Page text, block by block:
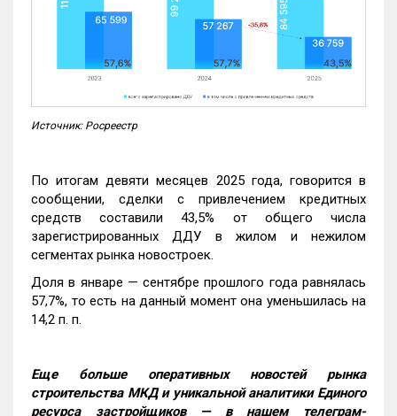
Источник: Росреестр
По итогам девяти месяцев 2025 года, говорится в
сообщении, сделки с привлечением кредитных
средств составили 43,5% от общего числа
зарегистрированных ДДУ в жилом и нежилом
сегментах рынка новостроек.
Доля в январе — сентябре прошлого года равнялась
57,7%, то есть на данный момент она уменьшилась на
14,2 п. п.
Еще больше оперативных новостей рынка
строительства МКД и уникальной аналитики Единого
ресурса застройщиков — в нашем телеграм-